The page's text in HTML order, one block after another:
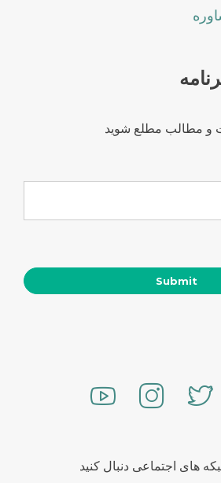
و مطالب مطلع شوید
های اجتماعی دنبال کنید